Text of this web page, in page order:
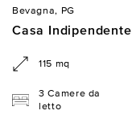
Bevagna, PG
Casa Indipendente
115 mq
3 Camere da
letto